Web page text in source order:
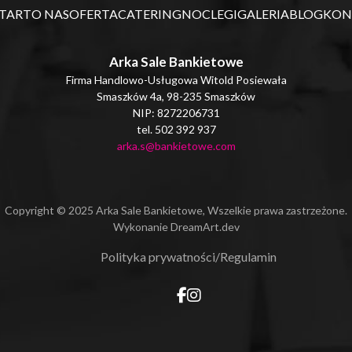
O NASOFERTACATERINGNOCLEGIGALERIABLOG
Arka Sale Bankietowe
Firma Handlowo-Usługowa Witold Posiewała
Smaszków 4a, 98-235 Smaszków
NIP: 8272206731
tel. 502 392 937
arka.s@bankietowe.com
Copyright © 2025 Arka Sale Bankietowe, Wszelkie prawa zastrzeżone.
WykonanieDreamArt.dev
Polityka prywatności/Regulamin